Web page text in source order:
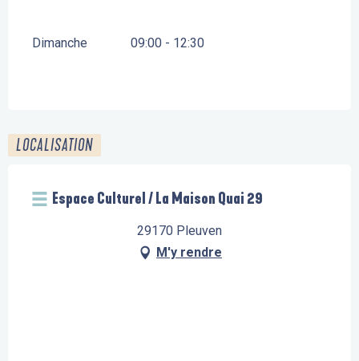
Dimanche 09:00 - 12:30
LOCALISATION
Espace Culturel / La Maison Quai 29
29170 Pleuven
M'y rendre